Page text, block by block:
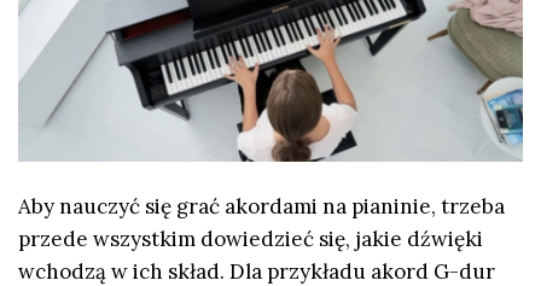
Aby nauczyć się grać akordami na pianinie, trzeba
przede wszystkim dowiedzieć się, jakie dźwięki
wchodzą w ich skład. Dla przykładu akord G-dur